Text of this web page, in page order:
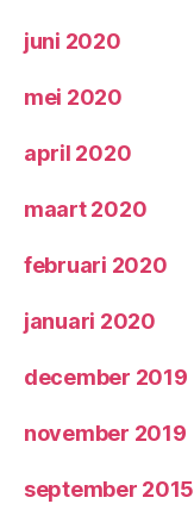
juni 2020
mei 2020
april 2020
maart 2020
februari 2020
januari 2020
december 2019
november 2019
september 2015